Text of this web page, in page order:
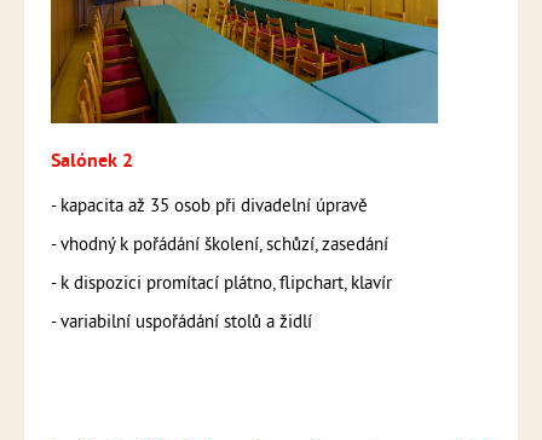
Salónek 2
- kapacita až 35 osob při divadelní úpravě
- vhodný k pořádání školení, schůzí, zasedání
- k dispozici promítací plátno, flipchart, klavír
- variabilní uspořádání stolů a židlí